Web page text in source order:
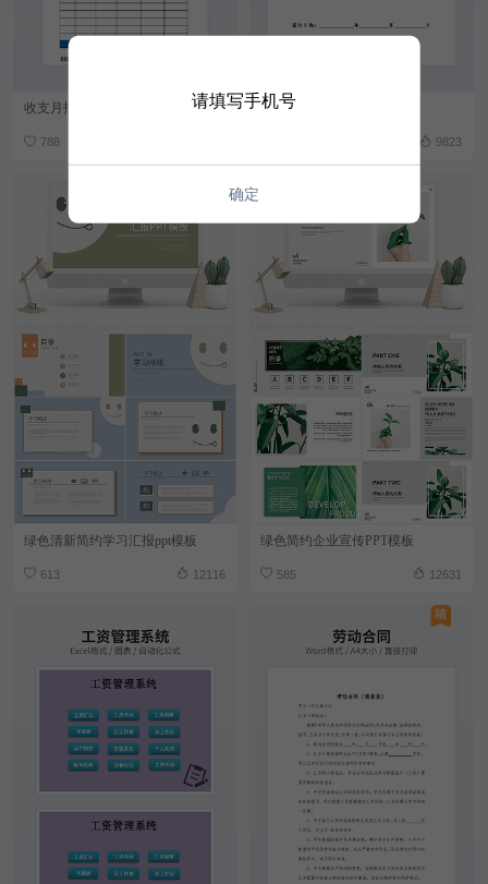
收支月报表
788
劳动合同新版
9823
绿色清新简约学习汇报ppt模板
613 12116
绿色简约企业宣传PPT模板
585 12631
请填写手机号
确定